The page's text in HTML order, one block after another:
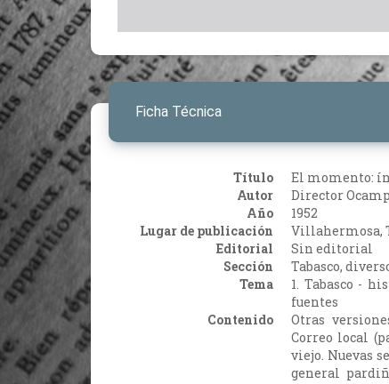
Ficha Técnica
Título
El momento:
Autor
Director
Año
1952
Lugar de publicación
Villahermosa,
Editorial
Sin editorial
Sección
Tabasco,
Tema
1. Tabasco -
fuentes
Contenido
Otras
Correo local
viejo. Nuevas
general